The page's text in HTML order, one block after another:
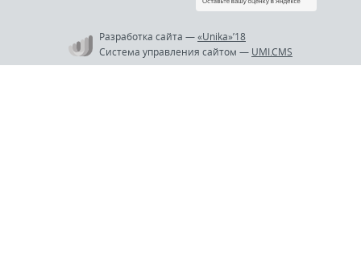
Разработка сайта —«Unika»’18
Система управления сайтом — UMI.CMS